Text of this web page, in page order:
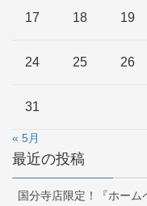
17 18 19
24 25 26
31
« 5月
最近の投稿
国分寺店限定！『ホー